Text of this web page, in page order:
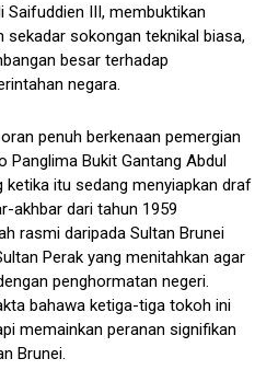
Saifuddien III, membuktikan
sekadar sokongan teknikal biasa,
besar terhadap
negara.
penuh berkenaan pemergian
Panglima Bukit Gantang Abdul
ketika itu sedang menyiapkan draf
akhbar dari tahun 1959
rasmi daripada Sultan Brunei
Perak yang menitahkan agar
penghormatan negeri.
bahawa ketiga-tiga tokoh ini
memainkan peranan signifikan
Brunei.